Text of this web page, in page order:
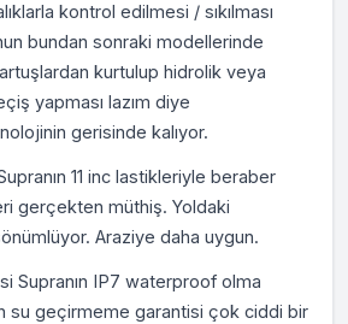
kontrol edilmesi / sıkılması
bundan sonraki modellerinde
kurtulup hidrolik veya
yapması lazım diye
gerisinde kalıyor.
11 inc lastikleriyle beraber
gerçekten müthiş. Yoldaki
Araziye daha uygun.
Supranın IP7 waterproof olma
su geçirmeme garantisi çok ciddi bir